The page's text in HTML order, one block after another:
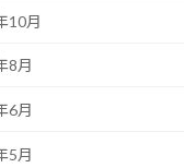
10月
8月
6月
5月